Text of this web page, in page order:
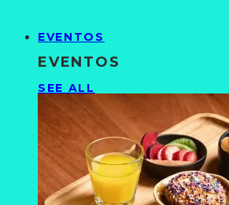
EVENTOS
EVENTOS
SEE ALL